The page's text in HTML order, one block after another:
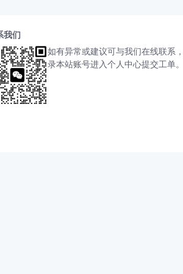
我们
如有异常或建议可与我们在线联系
录本站账号进入个人中心提交工单。